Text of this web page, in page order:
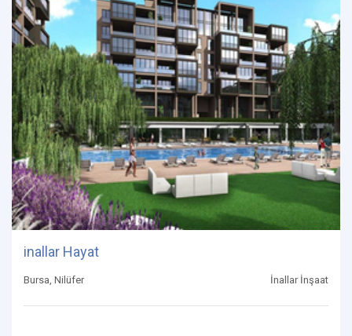
inallar Hayat
Bursa, Nilüfer İnallar İnşaat